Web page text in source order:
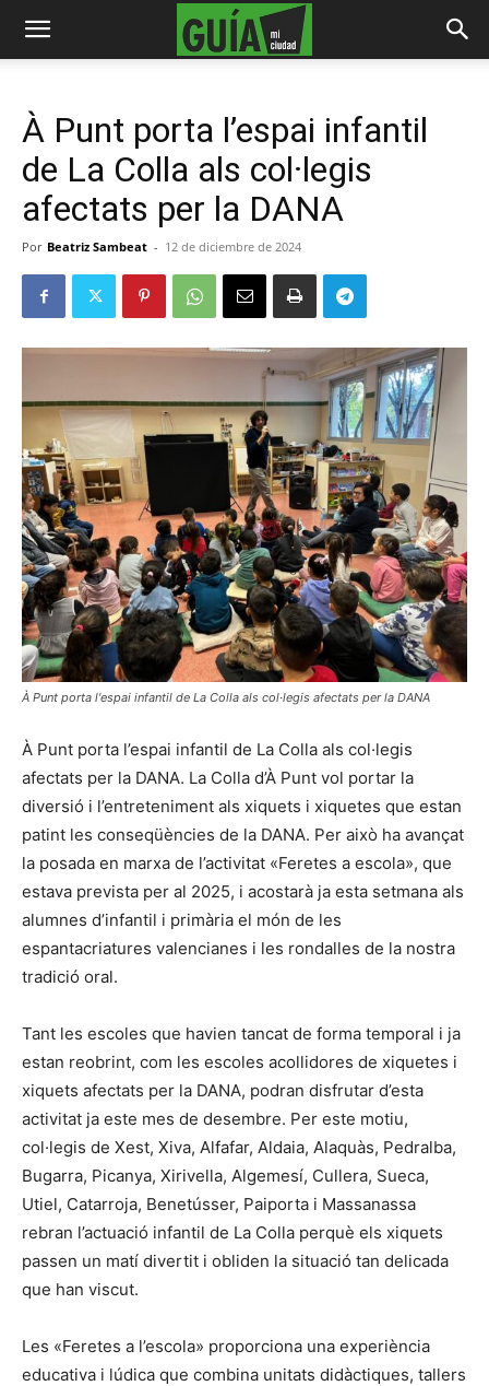
À Punt porta l’espai infantil
de La Colla als col·legis
afectats per la DANA
Por Beatriz Sambeat - 12 de diciembre de 2024
À Punt porta l'espai infantil de La Colla als col·legis afectats per la DANA
À Punt porta l’espai infantil de La Colla als col·legis
afectats per la DANA. La Colla d’À Punt vol portar la
diversió i l’entreteniment als xiquets i xiquetes que estan
patint les conseqüències de la DANA. Per això ha avançat
la posada en marxa de l’activitat «Feretes a escola», que
estava prevista per al 2025, i acostarà ja esta setmana als
alumnes d’infantil i primària el món de les
espantacriatures valencianes i les rondalles de la nostra
tradició oral.
Tant les escoles que havien tancat de forma temporal i ja
estan reobrint, com les escoles acollidores de xiquetes i
xiquets afectats per la DANA, podran disfrutar d’esta
activitat ja este mes de desembre. Per este motiu,
col·legis de Xest, Xiva, Alfafar, Aldaia, Alaquàs, Pedralba,
Bugarra, Picanya, Xirivella, Algemesí, Cullera, Sueca,
Utiel, Catarroja, Benetússer, Paiporta i Massanassa
rebran l’actuació infantil de La Colla perquè els xiquets
passen un matí divertit i obliden la situació tan delicada
que han viscut.
Les «Feretes a l’escola» proporciona una experiència
educativa i lúdica que combina unitats didàctiques, tallers